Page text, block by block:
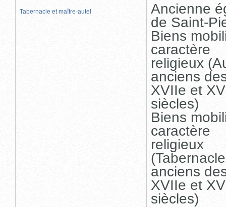
Tabernacle et maître-autel
Ancienne
de Saint-
Biens
caractère
religieux
anciens
XVIIe et
siècles)
Biens
caractère
religieux
anciens
XVIIe et
siècles)